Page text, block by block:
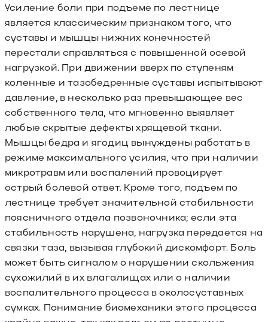
Усиление боли при подъеме по лестнице
является классическим признаком того, что
суставы и мышцы нижних конечностей
перестали справляться с повышенной осевой
нагрузкой. При движении вверх по ступеням
коленные и тазобедренные суставы испытывают
давление, в несколько раз превышающее вес
собственного тела, что мгновенно выявляет
любые скрытые дефекты хрящевой ткани.
Мышцы бедра и ягодиц вынуждены работать в
режиме максимального усилия, что при наличии
микротравм или воспалений провоцирует
острый болевой ответ. Кроме того, подъем по
лестнице требует значительной стабильности
поясничного отдела позвоночника; если эта
стабильность нарушена, нагрузка передается на
связки таза, вызывая глубокий дискомфорт. Боль
может быть сигналом о нарушении скольжения
сухожилий в их влагалищах или о наличии
воспалительного процесса в околосуставных
сумках. Понимание биомеханики этого процесса